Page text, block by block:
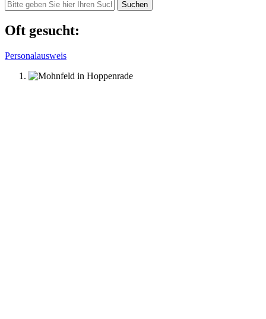
Suchen
Oft gesucht:
Personalausweis